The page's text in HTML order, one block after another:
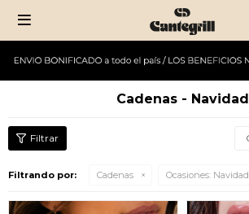

Cadenas - Navidad
Filtrando por: Cadenas Ocasiones: Navidad